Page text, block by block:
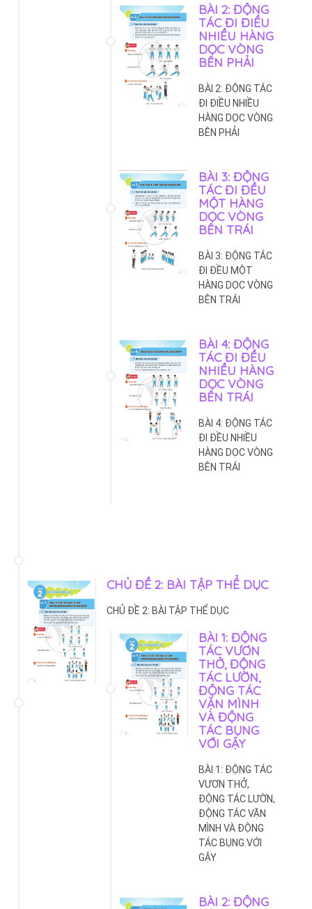
BÀI 2: ĐỘNG
TÁC ĐI ĐIỀU
NHIỀU HÀNG
DỌC VÒNG
BÊN PHẢI
BÀI 2: ĐỘNG TÁC
ĐI ĐIỀU NHIỀU
HÀNG DỌC VÒNG
BÊN PHẢI
BÀI 3: ĐỘNG
TÁC ĐI ĐỀU
MỘT HÀNG
DỌC VÒNG
BÊN TRÁI
BÀI 3: ĐỘNG TÁC
ĐI ĐỀU MỘT
HÀNG DỌC VÒNG
BÊN TRÁI
BÀI 4: ĐỘNG
TÁC ĐI ĐỀU
NHIỀU HÀNG
DỌC VÒNG
BÊN TRÁI
BÀI 4: ĐỘNG TÁC
ĐI ĐỀU NHIỀU
HÀNG DỌC VÒNG
BÊN TRÁI
CHỦ ĐỀ 2: BÀI TẬP THỂ DỤC
CHỦ ĐỀ 2: BÀI TẬP THỂ DỤC
BÀI 1: ĐỘNG
TÁC VƯƠN
THỞ, ĐỘNG
TÁC LƯỜN,
ĐỘNG TÁC
VẶN MÌNH
VÀ ĐỘNG
TÁC BỤNG
VỚI GẬY
BÀI 1: ĐỘNG TÁC
VƯƠN THỞ,
ĐỘNG TÁC LƯỜN,
ĐỘNG TÁC VẶN
MÌNH VÀ ĐỘNG
TÁC BỤNG VỚI
GẬY
BÀI 2: ĐỘNG